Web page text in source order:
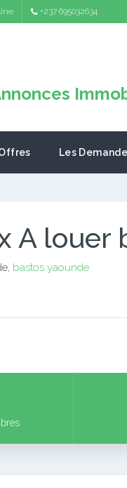
+237 695032634
Les
A louer
bastos yaounde